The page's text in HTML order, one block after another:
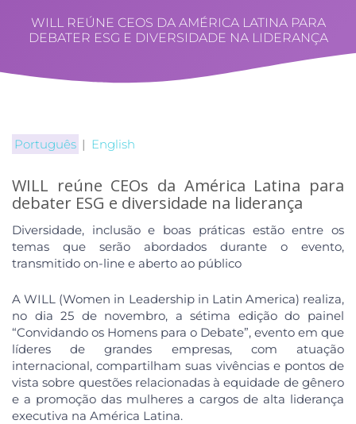
WILL REÚNE CEOS DA AMÉRICA LATINA PARA
DEBATER ESG E DIVERSIDADE NA LIDERANÇA
Português | English
WILL reúne CEOs da América Latina para
debater ESG e diversidade na liderança
Diversidade, inclusão e boas práticas estão entre os
temas que serão abordados durante o evento,
transmitido on-line e aberto ao público
A WILL (Women in Leadership in Latin America) realiza,
no dia 25 de novembro, a sétima edição do painel
“Convidando os Homens para o Debate”, evento em que
líderes de grandes empresas, com atuação
internacional, compartilham suas vivências e pontos de
vista sobre questões relacionadas à equidade de gênero
e a promoção das mulheres a cargos de alta liderança
executiva na América Latina.